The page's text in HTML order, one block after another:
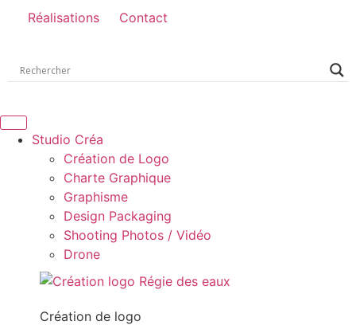
Réalisations Contact
Studio Créa
Création de Logo
Charte Graphique
Graphisme
Design Packaging
Shooting Photos / Vidéo
Drone
Création de logo